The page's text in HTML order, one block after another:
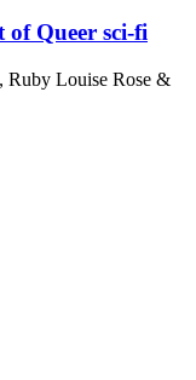
of Queer sci-fi
Louise Rose &